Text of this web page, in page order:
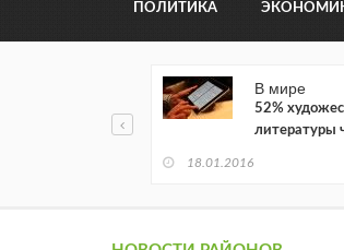
ПОЛИТИКА
В мире
52%
литературы
18.01.2016